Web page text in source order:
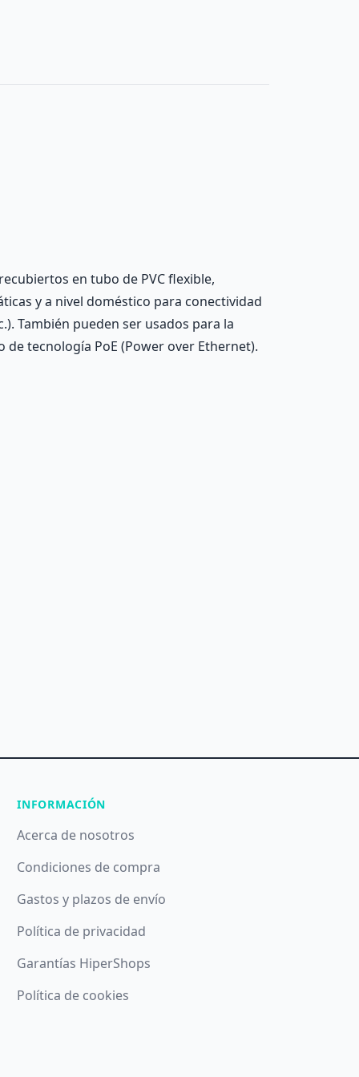
en tubo de PVC flexible,
y a nivel doméstico para conectividad
También pueden ser usados para la
tecnología PoE (Power over Ethernet).
INFORMACIÓN
Acerca de nosotros
Condiciones de compra
Gastos y plazos de envío
Política de privacidad
Garantías HiperShops
Política de cookies